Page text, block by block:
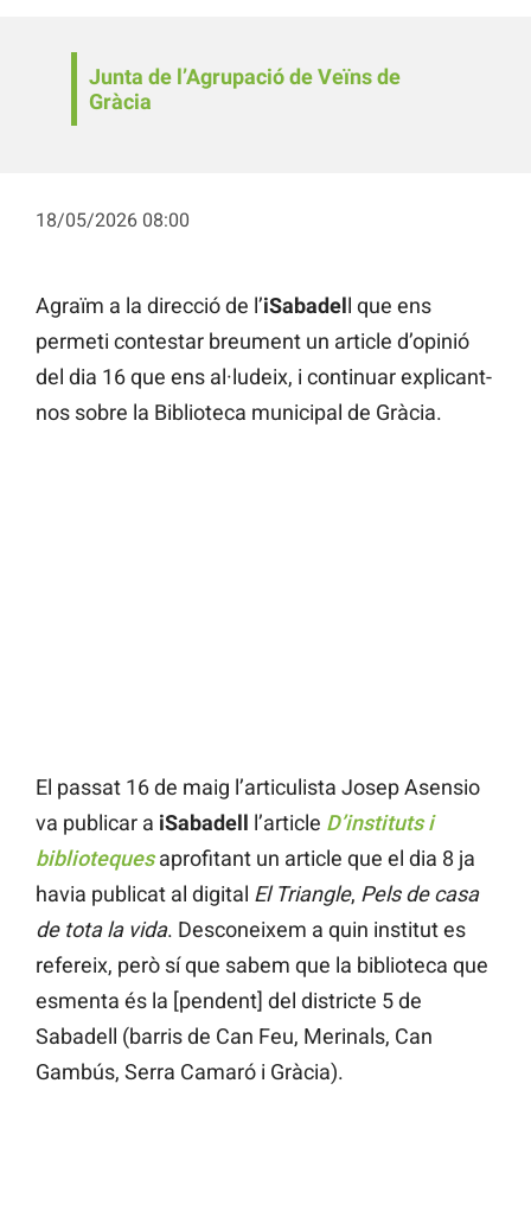
Junta de l’Agrupació de Veïns de
Gràcia
18/05/2026 08:00
Agraïm a la direcció de l’iSabadell que ens
permeti contestar breument un article d’opinió
del dia 16 que ens al·ludeix, i continuar explicant-
nos sobre la Biblioteca municipal de Gràcia.
El passat 16 de maig l’articulista Josep Asensio
va publicar a iSabadell l’article D’instituts i
bibliotequesaprofitant un article que el dia 8 ja
havia publicat al digital El Triangle, Pels de casa
de tota la vida. Desconeixem a quin institut es
refereix, però sí que sabem que la biblioteca que
esmenta és la [pendent] del districte 5 de
Sabadell (barris de Can Feu, Merinals, Can
Gambús, Serra Camaró i Gràcia).